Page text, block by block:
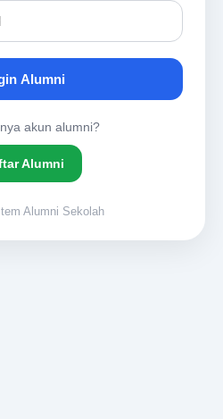
Alumni
akun alumni?
Alumni
Alumni Sekolah